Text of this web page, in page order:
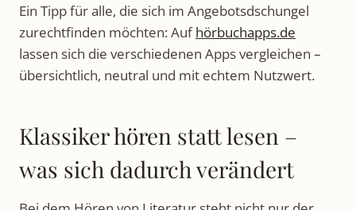
Ein Tipp für alle, die sich im Angebotsdschungel
zurechtfinden möchten: Aufhörbuchapps.de
lassen sich die verschiedenen Apps vergleichen –
übersichtlich, neutral und mit echtem Nutzwert.
Klassiker hören statt lesen –
was sich dadurch verändert